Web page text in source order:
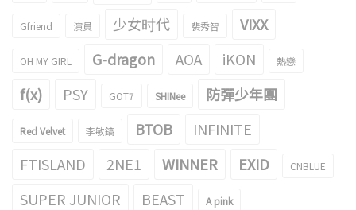
Gfriend 演員 少女时代 裴秀智 VIXX
OH MY GIRL G-dragon AOA iKON 熱戀
f(x) PSY GOT7 SHINee 防彈少年團
Red Velvet 李敏鎬 BTOB
INFINITE
FTISLAND
2NE1 WINNER EXID CNBLUE
SUPER JUNIOR BEAST A pink